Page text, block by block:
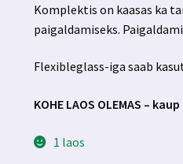
Komplektis on kaasas ka
paigaldamiseks.
Flexibleglass-iga saab
KOHE LAOS OLEMAS –
1 laos